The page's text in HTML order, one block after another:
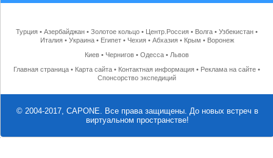
Турция •Азербайджан •Золотое кольцо • Центр.Россия • Волга •Узбекистан •
Италия• Украина• Египет• Чехия• Абхазия• Крым • Воронеж
Киев • Чернигов •Одесса • Львов
Главная страница • Карта сайта • Контактная информация • Реклама на сайте •
Спонсорство экспедиций
© 2004-2017, CAPONE. Все права защищены. До новых встреч в
виртуальном пространстве!